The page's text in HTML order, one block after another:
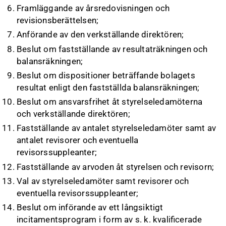
Framläggande av årsredovisningen och
revisionsberättelsen;
Anförande av den verkställande direktören;
Beslut om fastställande av resultaträkningen och
balansräkningen;
Beslut om dispositioner beträffande bolagets
resultat enligt den fastställda balansräkningen;
Beslut om ansvarsfrihet åt styrelseledamöterna
och verkställande direktören;
Fastställande av antalet styrelseledamöter samt av
antalet revisorer och eventuella
revisorssuppleanter;
Fastställande av arvoden åt styrelsen och revisorn;
Val av styrelseledamöter samt revisorer och
eventuella revisorssuppleanter;
Beslut om införande av ett långsiktigt
incitamentsprogram i form av s. k. kvalificerade